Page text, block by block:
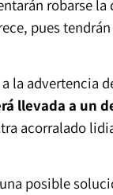
robarse la
pues
la advertencia
llevada a un
acorralado
posible